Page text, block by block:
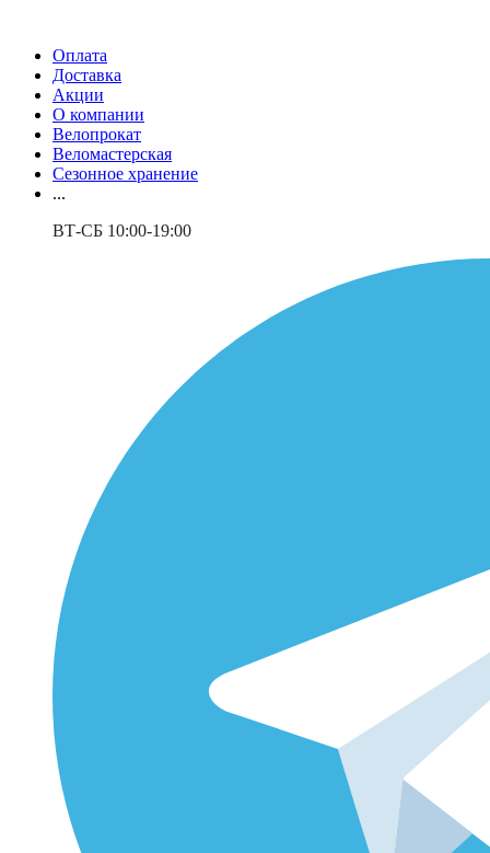
Оплата
Доставка
Акции
О компании
Велопрокат
Веломастерская
Сезонное хранение
...
ВТ-СБ 10:00-19:00